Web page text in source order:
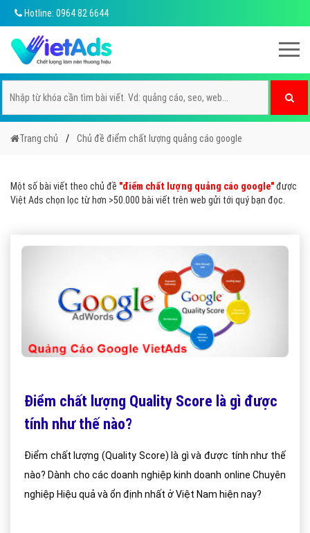
Hotline: 0964 82 6644
Trang chủ Chủ đề điểm chất lượng quảng cáo google
Một số bài viết theo chủ đề "điểm chất lượng quảng cáo google"được
Việt Ads chọn lọc từ hơn >50.000 bài viết trên web gửi tới quý bạn đọc.
Điểm chất lượng Quality Score là gì được
tính như thế nào?
Điểm chất lượng (Quality Score) là gì và được tính như thế
nào? Dành cho các doanh nghiệp kinh doanh online Chuyên
nghiệp Hiệu quả và ổn định nhất ở Việt Nam hiện nay?